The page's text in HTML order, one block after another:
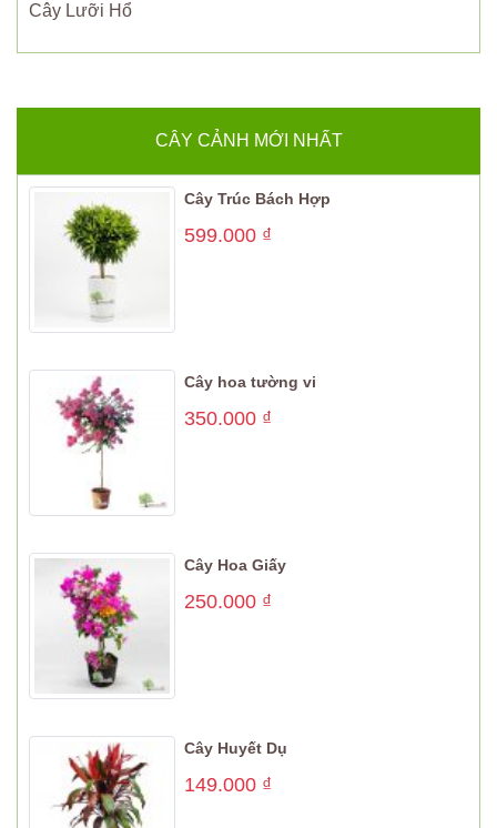
Cây Lưỡi Hổ
CÂY CẢNH MỚI NHẤT
Cây Trúc Bách Hợp
599.000 ₫
Cây hoa tường vi
350.000 ₫
Cây Hoa Giấy
250.000 ₫
Cây Huyết Dụ
149.000 ₫